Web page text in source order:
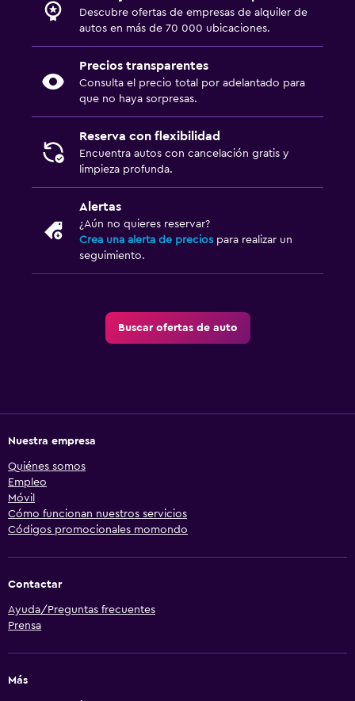
Descubre ofertas de empresas de alquiler de
autos en más de 70 000 ubicaciones.
Precios transparentes
Consulta el precio total por adelantado para
que no haya sorpresas.
Reserva con flexibilidad
Encuentra autos con cancelación gratis y
limpieza profunda.
Alertas
¿Aún no quieres reservar?
Crea una alerta de precios para realizar un
seguimiento.
Buscar ofertas de auto
Nuestra empresa
Quiénes somos
Empleo
Móvil
Cómo funcionan nuestros servicios
Códigos promocionales momondo
Contactar
Ayuda/Preguntas frecuentes
Prensa
Más